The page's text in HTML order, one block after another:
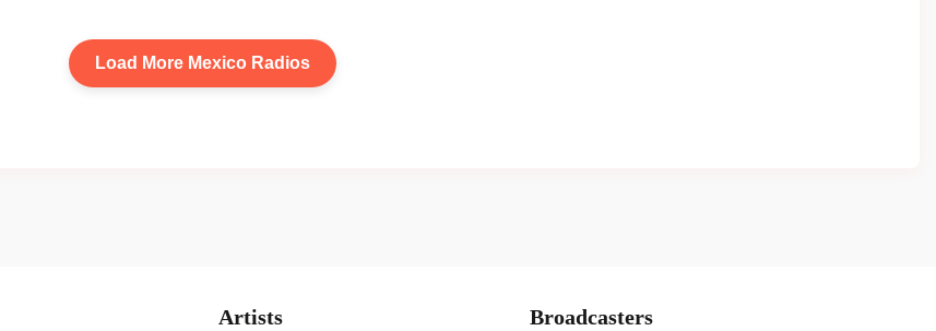
Load More Mexico Radios
Artists Broadcasters